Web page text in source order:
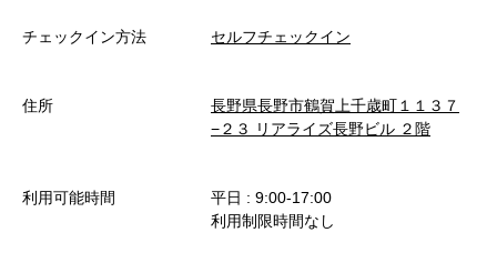
チェックイン方法 セルフチェックイン
住所
長野県長野市鶴賀上千歳町１１３７
−２３ リアライズ長野ビル ２階
利用可能時間
平日 : 9:00-17:00
利用制限時間なし